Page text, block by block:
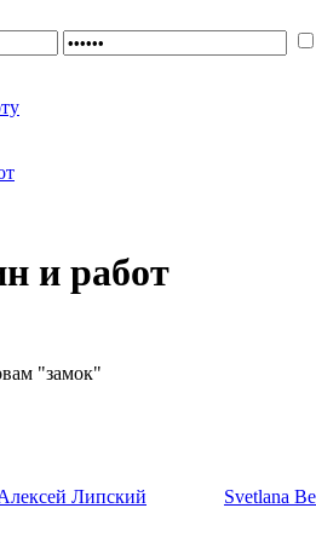
и работ
"замок"
Липский Svetlana